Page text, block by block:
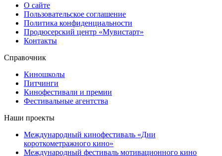
О сайте
Пользовательское соглашение
Политика конфиденциальности
Продюсерский центр «Мувистарт»
Контакты
Справочник
Киношколы
Питчинги
Кинофестивали и премии
Фестивальные агентства
Наши проекты
Международный кинофестиваль «Дни
короткометражного кино»
Международный фестиваль мотивационного кино